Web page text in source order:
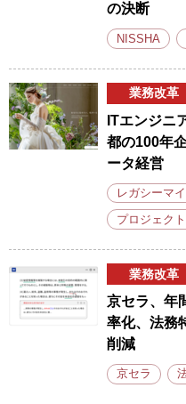
の決断
NISSHA
業務改革
ITエンジニ
都の100年
ータ経営
レガシーマ
プロジェク
業務改革
京セラ、年
率化、法務
削減
京セラ